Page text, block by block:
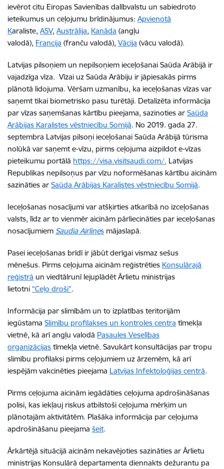
ievērot citu Eiropas Savienības dalībvalstu un sabiedroto
ieteikumus un ceļojumu brīdinājumus: Apvienotā
Karaliste, ASV, Austrālija, Kanāda (angļu
valodā), Francija (franču valodā), Vācija (vācu valodā).
Latvijas pilsoņiem un nepilsoņiem ieceļošanai Saūda Arābijā ir
vajadzīga vīza. Vīzai uz Saūda Arābiju ir jāpiesakās pirms
plānotā lidojuma. Vēršam uzmanību, ka ieceļošanas vīzas var
saņemt tikai biometrisko pasu turētāji. Detalizēta informācija
par vīzas saņemšanas kārtību pieejama, sazinoties ar Saūda
Arābijas Karalistes vēstniecību Somijā. No 2019. gada 27.
septembra Latvijas pilsoņi ieceļošanai Saūda Arābijā tūrisma
nolūkā var saņemt e-vīzu, pirms ceļojuma aizpildot e-vīzas
pieteikumu portālā https://visa.visitsaudi.com/. Latvijas
Republikas nepilsoņus par vīzu noformēšanas kārtību aicinām
sazināties ar Saūda Arābijas Karalistes vēstniecību Somijā.
Ieceļošanas nosacījumi var atšķirties atkarībā no izceļošanas
valsts, līdz ar to vienmēr aicinām pārliecināties par ieceļošanas
nosacījumiem Saudia Airlines mājaslapā.
Pasei ieceļošanas brīdī ir jābūt derīgai vismaz sešus
mēnešus. Pirms ceļojuma aicinām reģistrēties Konsulārajā
reģistrā un viedtālrunī lejuplādēt Ārlietu ministrijas
lietotni “Ceļo droši”.
Informācija par slimībām un to izplatības teritorijām
iegūstama Slimību profilakses un kontroles centra tīmekļa
vietnē, kā arī angļu valodā Pasaules Veselības
organizācijas tīmekļa vietnē. Savukārt konsultācijas par tropu
slimību profilaksi pirms ceļojumiem uz ārzemēm, kā arī
iespējām vakcinēties pieejama Latvijas Infektoloģijas centrā.
Pirms ceļojuma aicinām iegādāties ceļojuma apdrošināšanas
polisi, kas iekļauj riskus atbilstoši ceļojuma mērķim un
plānotajām aktivitātēm. Plašāka informācija par ceļojuma
apdrošināšanu pieejama šeit.
Ārkārtējā situācijā aicinām nekavējoties sazināties ar Ārlietu
ministrijas Konsulārā departamenta diennakts dežurantu pa